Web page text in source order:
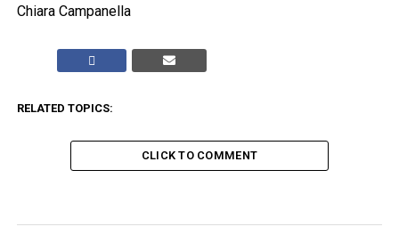
Chiara Campanella
RELATED TOPICS:
CLICK TO COMMENT